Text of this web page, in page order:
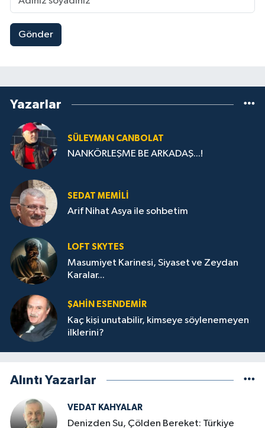
Gönder
Yazarlar
SÜLEYMAN CANBOLAT
NANKÖRLEŞME BE ARKADAŞ...!
SEDAT MEMILI
Arif Nihat Asya ile sohbetim
LOFT SKYTES
Masumiyet Karinesi, Siyaset ve Zeydan
Karalar...
ŞAHIN ESENDEMIR
Kaç kişi unutabilir, kimseye söylenemeyen
ilklerini?
Alıntı Yazarlar
VEDAT KAHYALAR
Denizden Su, Çölden Bereket: Türkiye